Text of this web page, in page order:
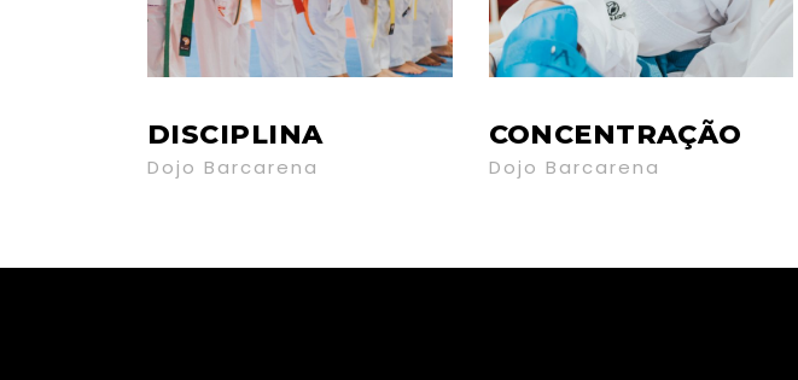
DISCIPLINA
Dojo Barcarena
CONCENTRAÇÃO
Dojo Barcarena